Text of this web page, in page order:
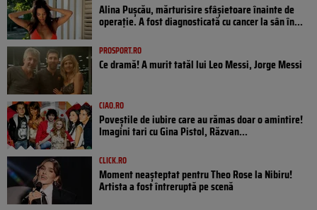
Alina Pușcău, mărturisire sfâșietoare înainte de
operație. A fost diagnosticată cu cancer la sân în...
PROSPORT.RO
Ce dramă! A murit tatăl lui Leo Messi, Jorge Messi
CIAO.RO
Poveştile de iubire care au rămas doar o amintire!
Imagini tari cu Gina Pistol, Răzvan...
CLICK.RO
Moment neașteptat pentru Theo Rose la Nibiru!
Artista a fost întreruptă pe scenă